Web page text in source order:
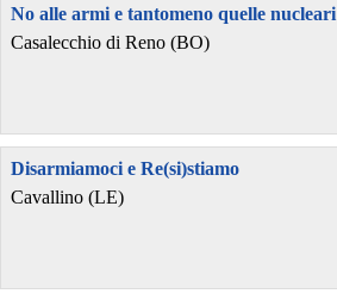
No alle armi e tantomeno quelle nucleari
Casalecchio di Reno (BO)
Disarmiamoci e Re(si)stiamo
Cavallino (LE)